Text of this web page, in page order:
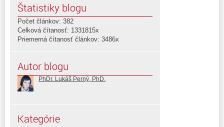
Štatistiky blogu
Počet článkov: 382
Celková čítanosť: 1331815x
Priemerná čítanosť článkov: 3486x
Autor blogu
PhDr. Lukáš Perný, PhD.
Kategórie